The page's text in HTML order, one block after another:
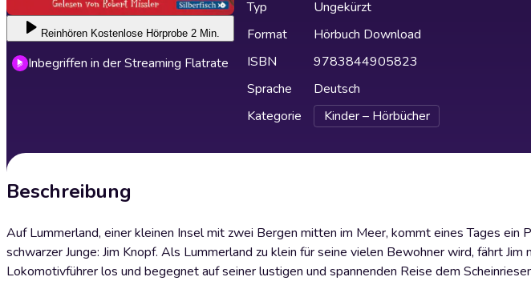
Reinhören Kostenlose Hörprobe 2 Min.
Inbegriffen in der Streaming Flatrate
Typ
Ungekürzt
Format
Hörbuch Download
ISBN
9783844905823
Sprache
Deutsch
Kategorie
Kinder – Hörbücher
Beschreibung
Auf Lummerland, einer kleinen Insel mit zwei Bergen mitten im Meer, kommt eines Tages ein
schwarzer Junge: Jim Knopf. Als Lummerland zu klein für seine vielen Bewohner wird, fährt
Lokomotivführer los und begegnet auf seiner lustigen und spannenden Reise dem